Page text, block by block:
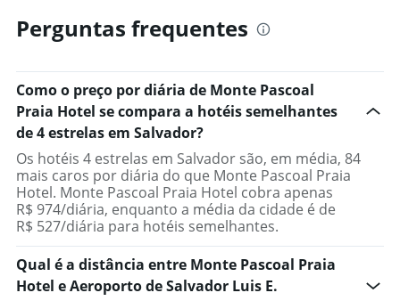
Perguntas frequentes
Como o preço por diária de Monte Pascoal
Praia Hotel se compara a hotéis semelhantes
de 4 estrelas em Salvador?
Os hotéis 4 estrelas em Salvador são, em média, 84
mais caros por diária do que Monte Pascoal Praia
Hotel. Monte Pascoal Praia Hotel cobra apenas
R$ 974/diária, enquanto a média da cidade é de
R$ 527/diária para hotéis semelhantes.
Qual é a distância entre Monte Pascoal Praia
Hotel e Aeroporto de Salvador Luis E.